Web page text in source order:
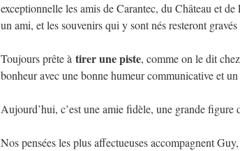
exceptionnelle les amis de Carantec, du Château et
un ami, et les souvenirs qui y sont nés resteront
Toujours prête à tirer une piste, comme on le dit
bonheur avec une bonne humeur communicative et
Aujourd’hui, c’est une amie fidèle, une grande
Nos pensées les plus affectueuses accompagnent